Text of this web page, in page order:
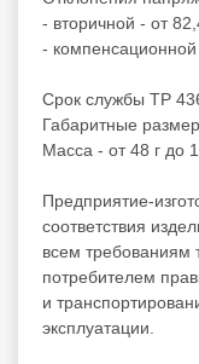
- вторичной - от
-
Срок службы ТР
Габаритные
Масса - от 48 г до 1
Предприятие-
соответствия
всем требованиям
потребителем
и
эксплуатации.